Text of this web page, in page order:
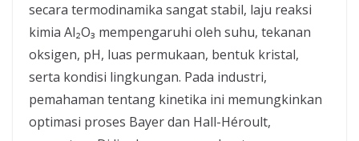
secara termodinamika sangat stabil, laju reaksi
kimia Al₂O₃ mempengaruhi oleh suhu, tekanan
oksigen, pH, luas permukaan, bentuk kristal,
serta kondisi lingkungan. Pada industri,
pemahaman tentang kinetika ini memungkinkan
optimasi proses Bayer dan Hall-Héroult,